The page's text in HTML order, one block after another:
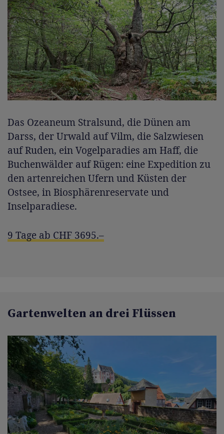
Das Ozeaneum Stralsund, die Dünen am
Darss, der Urwald auf Vilm, die Salzwiesen
auf Ruden, ein Vogelparadies am Haff, die
Buchenwälder auf Rügen: eine Expedition zu
den artenreichen Ufern und Küsten der
Ostsee, in Biosphärenreservate und
Inselparadiese.
9 Tage ab CHF 3695.–
Gartenwelten an drei Flüssen